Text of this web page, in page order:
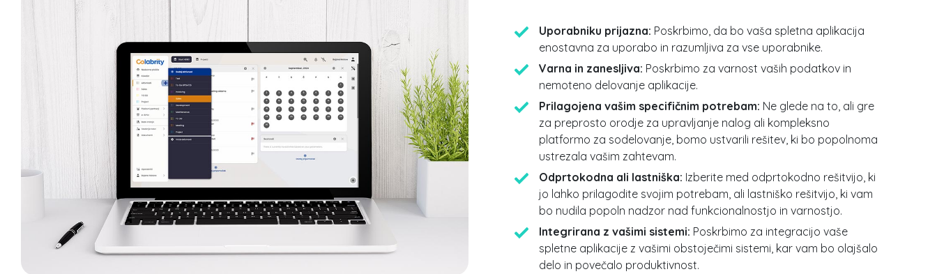
Uporabniku prijazna: Poskrbimo, da bo vaša spletna aplikacija
enostavna za uporabo in razumljiva za vse uporabnike.
Varna in zanesljiva: Poskrbimo za varnost vaših podatkov in
nemoteno delovanje aplikacije.
Prilagojena vašim specifičnim potrebam: Ne glede na to, ali gre
za preprosto orodje za upravljanje nalog ali kompleksno
platformo za sodelovanje, bomo ustvarili rešitev, ki bo popolnoma
ustrezala vašim zahtevam.
Odprtokodna ali lastniška: Izberite med odprtokodno rešitvijo, ki
jo lahko prilagodite svojim potrebam, ali lastniško rešitvijo, ki vam
bo nudila popoln nadzor nad funkcionalnostjo in varnostjo.
Integrirana z vašimi sistemi: Poskrbimo za integracijo vaše
spletne aplikacije z vašimi obstoječimi sistemi, kar vam bo olajšalo
delo in povečalo produktivnost.